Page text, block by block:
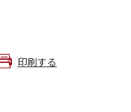
印刷する